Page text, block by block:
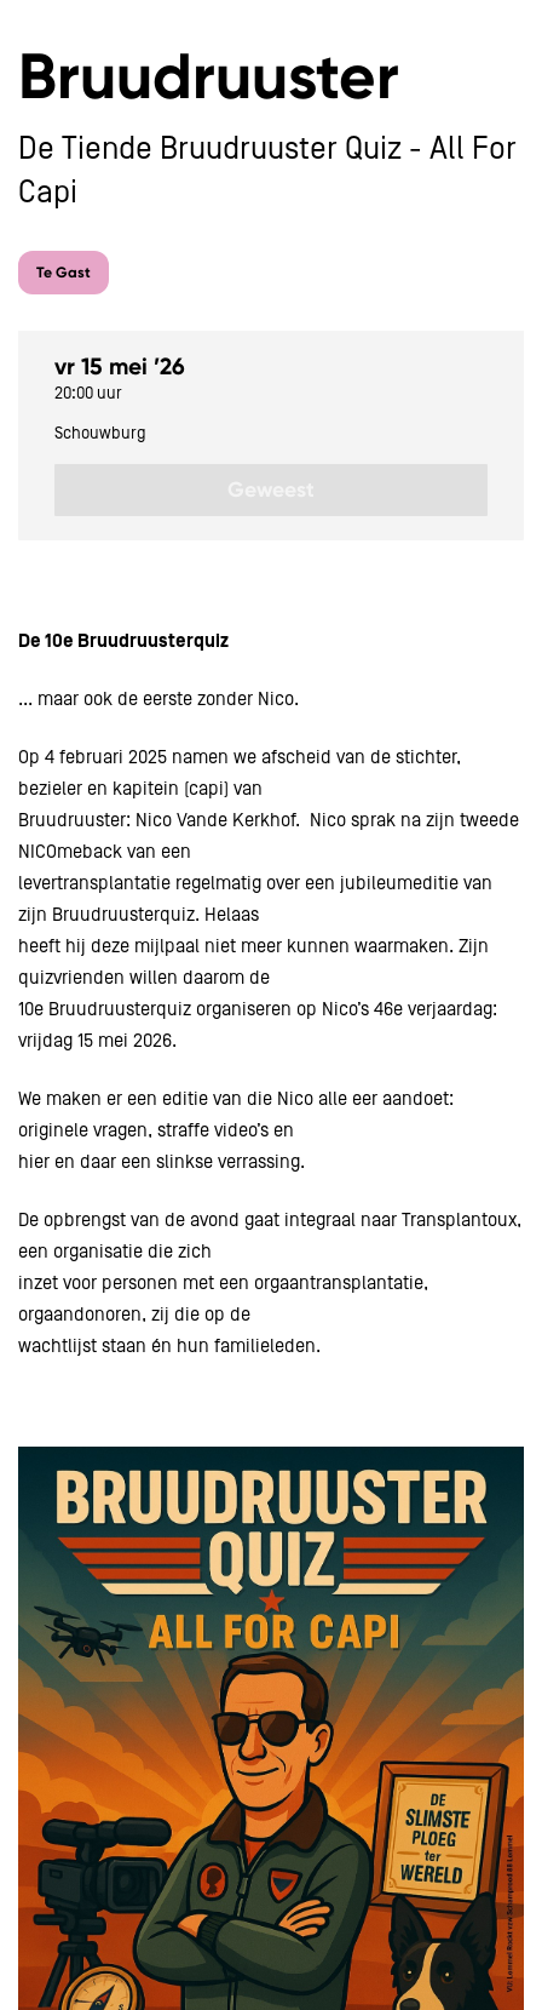
Bruudruuster
De Tiende Bruudruuster Quiz - All For
Capi
Te Gast
vr 15 mei ’26
20:00 uur
Schouwburg
De 10e Bruudruusterquiz
... maar ook de eerste zonder Nico.
Op 4 februari 2025 namen we afscheid van de stichter,
bezieler en kapitein (capi) van
Bruudruuster: Nico Vande Kerkhof. Nico sprak na zijn tweede
NICOmeback van een
levertransplantatie regelmatig over een jubileumeditie van
zijn Bruudruusterquiz. Helaas
heeft hij deze mijlpaal niet meer kunnen waarmaken. Zijn
quizvrienden willen daarom de
10e Bruudruusterquiz organiseren op Nico’s 46e verjaardag:
vrijdag 15 mei 2026.
We maken er een editie van die Nico alle eer aandoet:
originele vragen, straffe video’s en
hier en daar een slinkse verrassing.
De opbrengst van de avond gaat integraal naar Transplantoux,
een organisatie die zich
inzet voor personen met een orgaantransplantatie,
orgaandonoren, zij die op de
wachtlijst staan én hun familieleden.